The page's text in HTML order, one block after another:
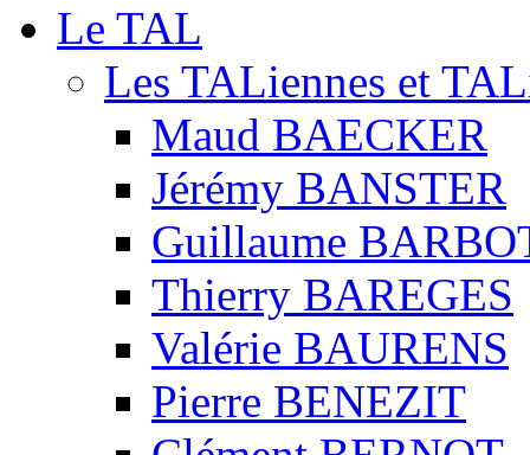
Le TAL
Les TALiennes et
Maud BAECKER
Jérémy BANSTER
Guillaume
Thierry BAREGES
Valérie BAURENS
Pierre BENEZIT